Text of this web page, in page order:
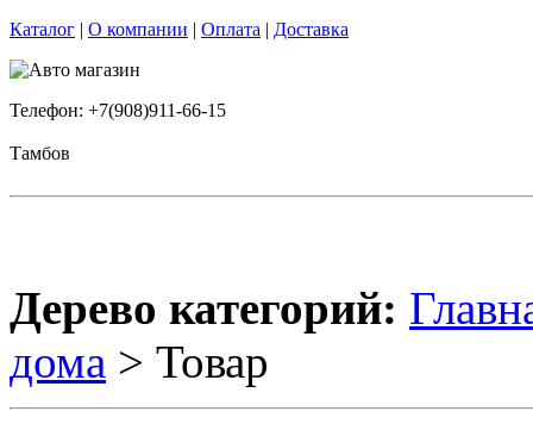
Каталог | О компании | Оплата | Доставка
Телефон: +7(908)911-66-15
Тамбов
Дерево категорий:
дома > Товар